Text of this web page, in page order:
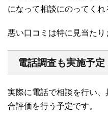
になって相談にのってくれ
悪い口コミは特に見当たり
電話調査も実施予定
実際に電話で相談を行い
合評価を行う予定です。